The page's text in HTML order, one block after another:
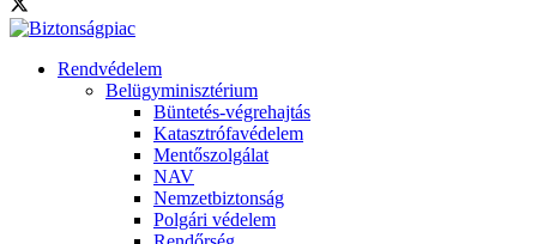
Rendvédelem
Belügyminisztérium
Büntetés-végrehajtás
Katasztrófavédelem
Mentőszolgálat
NAV
Nemzetbiztonság
Polgári védelem